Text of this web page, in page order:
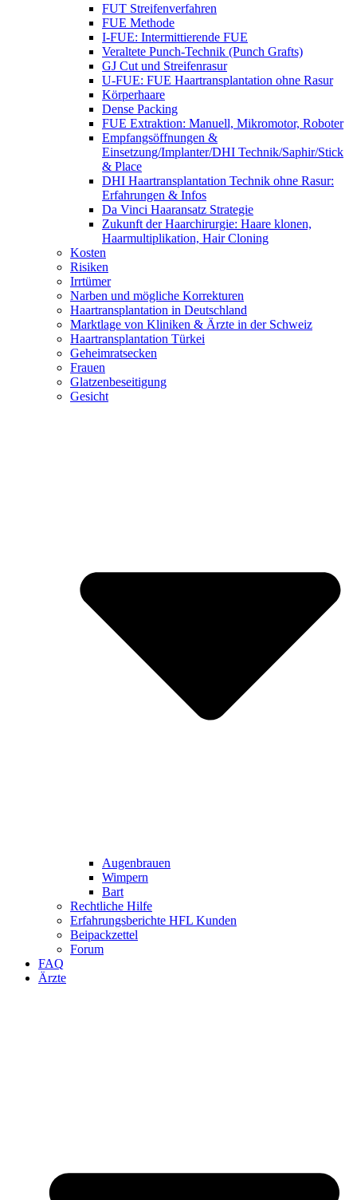
FUT Streifenverfahren
FUE Methode
I-FUE: Intermittierende FUE
Veraltete Punch-Technik (Punch Grafts)
GJ Cut und Streifenrasur
U-FUE: FUE Haartransplantation ohne Rasur
Körperhaare
Dense Packing
FUE Extraktion: Manuell, Mikromotor, Roboter
Empfangsöffnungen &
Einsetzung/Implanter/DHI Technik/Saphir/Stick
& Place
DHI Haartransplantation Technik ohne Rasur:
Erfahrungen & Infos
Da Vinci Haaransatz Strategie
Zukunft der Haarchirurgie: Haare klonen,
Haarmultiplikation, Hair Cloning
Kosten
Risiken
Irrtümer
Narben und mögliche Korrekturen
Haartransplantation in Deutschland
Marktlage von Kliniken & Ärzte in der Schweiz
Haartransplantation Türkei
Geheimratsecken
Frauen
Glatzenbeseitigung
Gesicht
Augenbrauen
Wimpern
Bart
Rechtliche Hilfe
Erfahrungsberichte HFL Kunden
Beipackzettel
Forum
FAQ
Ärzte